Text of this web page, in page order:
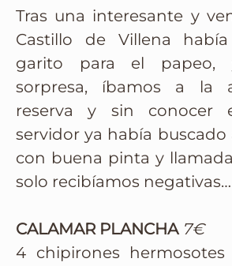
Tras una interesante y
Castillo de Villena
garito para el papeo,
sorpresa, íbamos a la
reserva y sin conocer
servidor ya había buscado
con buena pinta y
solo recibíamos
CALAMAR PLANCHA 7€
4 chipirones